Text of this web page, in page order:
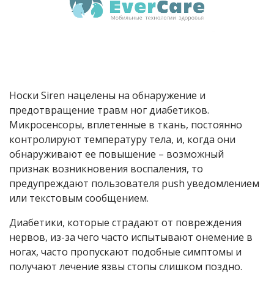
Носки Siren нацелены на обнаружение и
предотвращение травм ног диабетиков.
Микросенсоры, вплетенные в ткань, постоянно
контролируют температуру тела, и, когда они
обнаруживают ее повышение – возможный
признак возникновения воспаления, то
предупреждают пользователя push уведомлением
или текстовым сообщением.
Диабетики, которые страдают от повреждения
нервов, из-за чего часто испытывают онемение в
ногах, часто пропускают подобные симптомы и
получают лечение язвы стопы слишком поздно.